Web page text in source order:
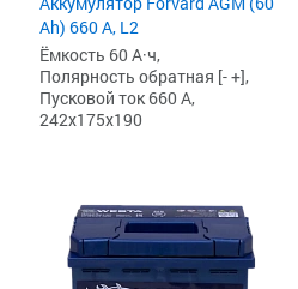
Ah) 660 А, L2
Ёмкость 60 А·ч,
Полярность обратная [- +],
Пусковой ток 660 А,
242x175x190